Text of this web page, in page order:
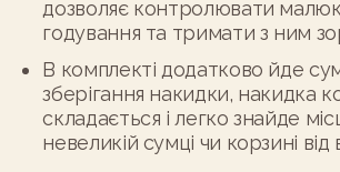
дозволяє контролювати
годування та тримати з ним
В комплекті додатково йде
зберігання накидки, накидка
складається і легко знайде
невеликій сумці чи корзині від